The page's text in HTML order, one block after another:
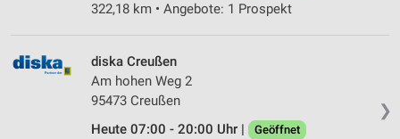
322,18 km • Angebote: 1 Prospekt
❯
diska Creußen
Am hohen Weg 2
95473 Creußen
Heute 07:00 - 20:00 Uhr |
Geöffnet